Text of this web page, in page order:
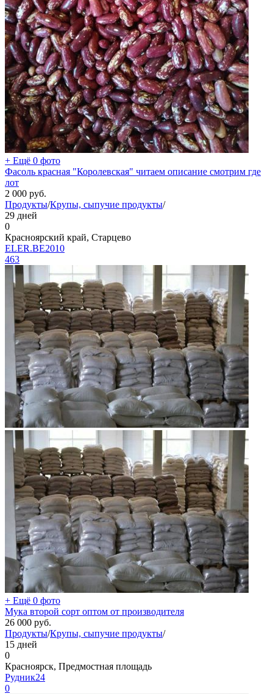
+ Ещё 0 фото
Фасоль красная "Королевская" читаем описание смотрим где
лот
2 000 руб.
Продукты/Крупы, сыпучие продукты/
29 дней
0
Красноярский край, Старцево
ELER.BE2010
463
+ Ещё 0 фото
Мука второй сорт оптом от производителя
26 000 руб.
Продукты/Крупы, сыпучие продукты/
15 дней
0
Красноярск, Предмостная площадь
Рудник24
0